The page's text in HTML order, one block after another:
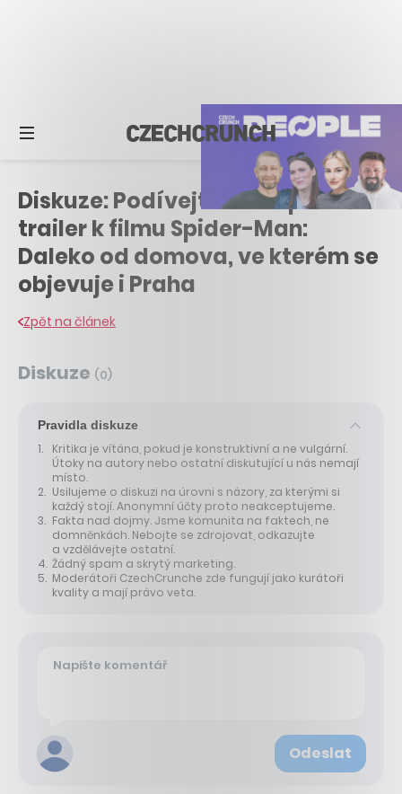
Diskuze: Podívejte se na první
trailer k filmu Spider-Man:
Daleko od domova, ve kterém se
objevuje i Praha
Zpět na článek
Diskuze (0)
Pravidla diskuze
Kritika je vítána, pokud je konstruktivní a ne vulgární.
Útoky na autory nebo ostatní diskutující u nás nemají
místo.
Usilujeme o diskuzi na úrovni s názory, za kterými si
každý stojí. Anonymní účty proto neakceptujeme.
Fakta nad dojmy. Jsme komunita na faktech, ne
domněnkách. Nebojte se zdrojovat, odkazujte
a vzdělávejte ostatní.
Žádný spam a skrytý marketing.
Moderátoři CzechCrunche zde fungují jako kurátoři
kvality a mají právo veta.
Odeslat